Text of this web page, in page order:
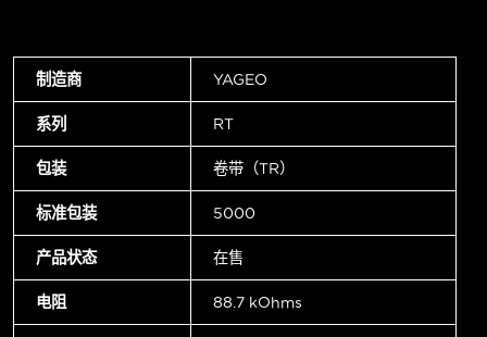
制造商 YAGEO
系列 RT
包装 卷带（TR）
标准包装 5000
产品状态 在售
电阻 88.7 kOhms